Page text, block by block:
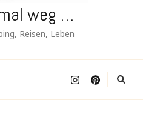
weg …
Reisen, Leben